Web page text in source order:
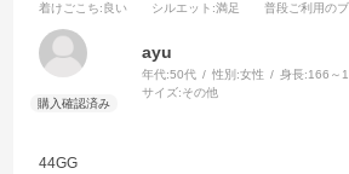
着けごこち:良い シルエット :満足 普段ご利用の
ayu
年代:50代 性別:女性 身長:166～
サイズ:その他
44GG